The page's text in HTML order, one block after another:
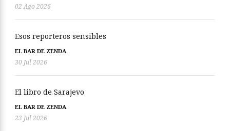
02 Ago 2026
Esos reporteros sensibles
EL BAR DE ZENDA
30 Jul 2026
El libro de Sarajevo
EL BAR DE ZENDA
23 Jul 2026